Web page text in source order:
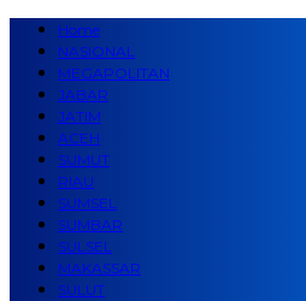
Home
NASIONAL
MEGAPOLITAN
JABAR
JATIM
ACEH
SUMUT
RIAU
SUMSEL
SUMBAR
SULSEL
MAKASSAR
SULUT